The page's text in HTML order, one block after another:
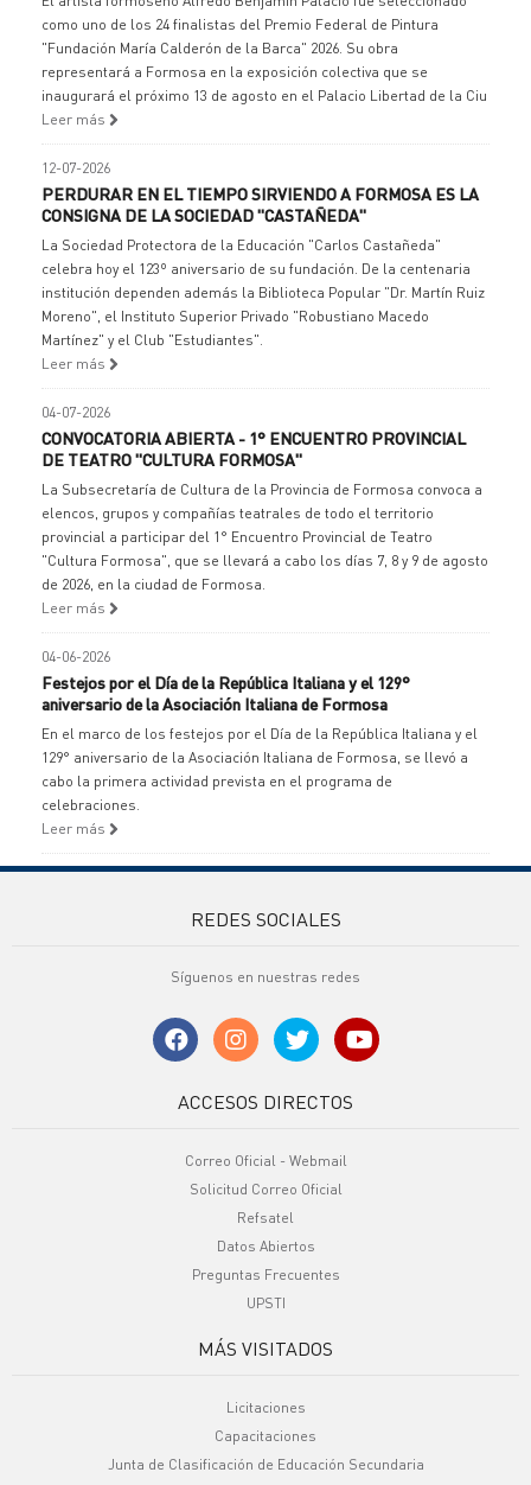
como uno de los 24 finalistas del Premio Federal de Pintura
"Fundación María Calderón de la Barca" 2026. Su obra
representará a Formosa en la exposición colectiva que se
inaugurará el próximo 13 de agosto en el Palacio Libertad de la Ciu
Leer más
12-07-2026
PERDURAR EN EL TIEMPO SIRVIENDO A FORMOSA ES LA
CONSIGNA DE LA SOCIEDAD "CASTAÑEDA"
La Sociedad Protectora de la Educación "Carlos Castañeda"
celebra hoy el 123º aniversario de su fundación. De la centenaria
institución dependen además la Biblioteca Popular "Dr. Martín Ruiz
Moreno", el Instituto Superior Privado "Robustiano Macedo
Martínez" y el Club "Estudiantes".
Leer más
04-07-2026
CONVOCATORIA ABIERTA - 1° ENCUENTRO PROVINCIAL
DE TEATRO "CULTURA FORMOSA"
La Subsecretaría de Cultura de la Provincia de Formosa convoca a
elencos, grupos y compañías teatrales de todo el territorio
provincial a participar del 1° Encuentro Provincial de Teatro
"Cultura Formosa", que se llevará a cabo los días 7, 8 y 9 de agosto
de 2026, en la ciudad de Formosa.
Leer más
04-06-2026
Festejos por el Día de la República Italiana y el 129°
aniversario de la Asociación Italiana de Formosa
En el marco de los festejos por el Día de la República Italiana y el
129° aniversario de la Asociación Italiana de Formosa, se llevó a
cabo la primera actividad prevista en el programa de
celebraciones.
Leer más
REDES SOCIALES
Síguenos en nuestras redes
ACCESOS DIRECTOS
Correo Oficial - Webmail
Solicitud Correo Oficial
Refsatel
Datos Abiertos
Preguntas Frecuentes
UPSTI
MÁS VISITADOS
Licitaciones
Capacitaciones
Junta de Clasificación de Educación Secundaria